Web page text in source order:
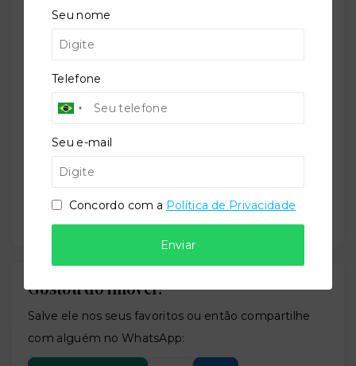
Rua do Estilo Barroco, 721 - Santo Amaro - São
Paulo/SP - 04709-011
+
Gostou do imóvel?
Salve ele nos seus favoritos ou então compartilhe
com alguém no WhatsApp:
Seu nome
Telefone
Seu e-mail
Concordo com a Política de Privacidade
Enviar